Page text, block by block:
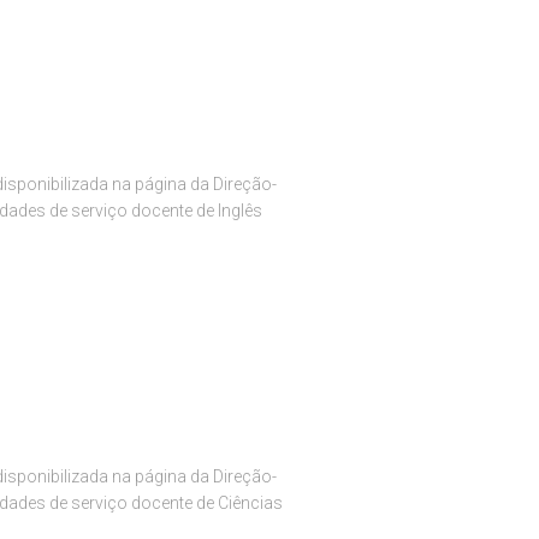
na página da Direção-
de serviço docente de Inglês
na página da Direção-
de serviço docente de Ciências